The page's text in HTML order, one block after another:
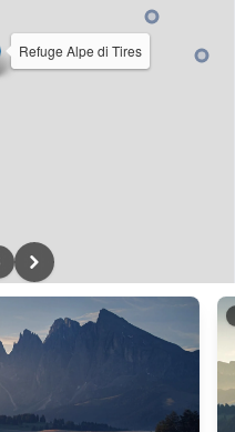
Refuge Alpe di Tires
/ODbL - renduOSM France